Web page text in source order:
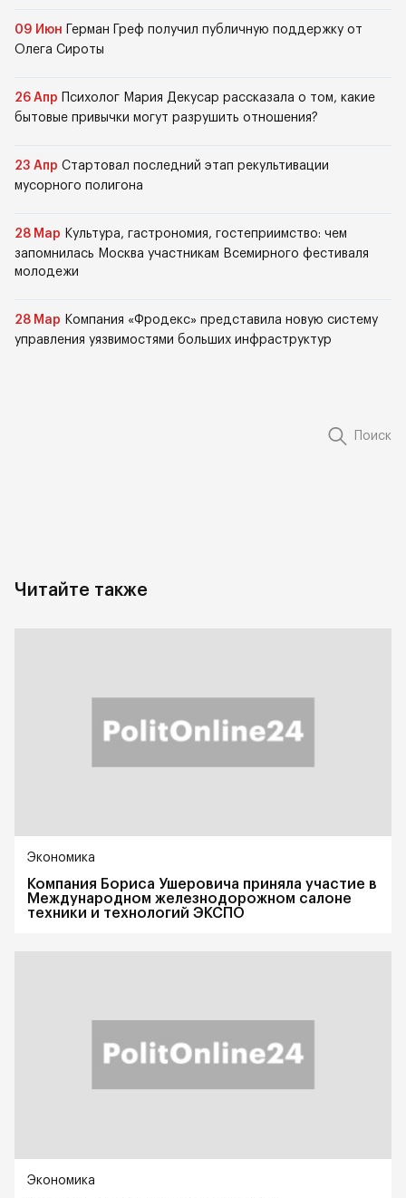
09 Июн
Герман Греф получил публичную поддержку от
Олега Сироты
26 Апр
Психолог Мария Декусар рассказала о том, какие
бытовые привычки могут разрушить отношения?
23 Апр Стартовал последний этап рекультивации
мусорного полигона
28 Мар Культура, гастрономия, гостеприимство: чем
запомнилась Москва участникам Всемирного фестиваля
молодежи
28 Мар Компания «Фродекс» представила новую систему
управления уязвимостями больших инфраструктур
Поиск
Читайте также
Экономика
Компания Бориса Ушеровича приняла участие в
Международном железнодорожном салоне
техники и технологий ЭКСПО
Экономика